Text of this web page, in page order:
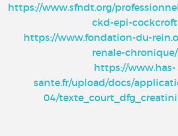
https://www.sfndt.org/
ckd-epi-cockcroft
https://www.fondation-du-
renale-chronique/
https://www.has-
sante.fr/upload/docs/
04/